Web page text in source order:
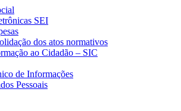
SEI
dos atos normativos
ao Cidadão – SIC
de Informações
Pessoais